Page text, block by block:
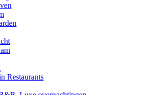
Restaurants